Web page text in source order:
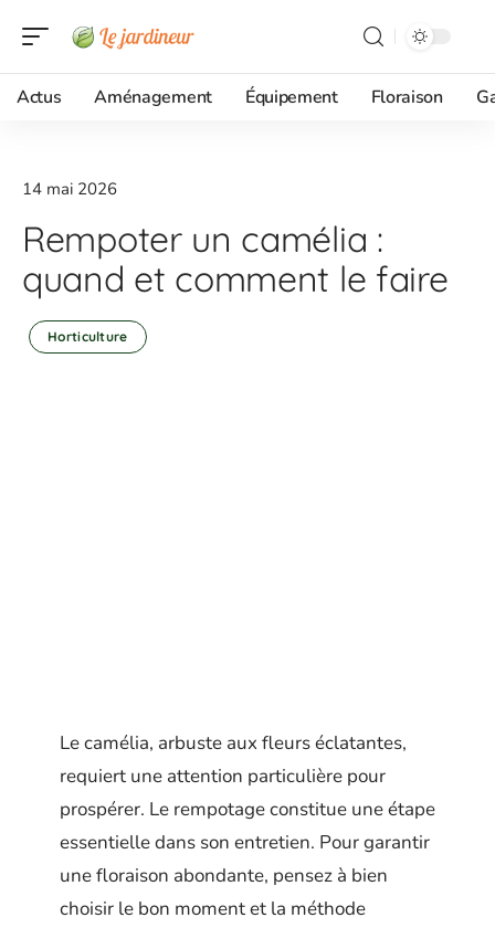
Actus Aménagement Équipement Floraison
14 mai 2026
Rempoter un camélia :
quand et comment le faire
Horticulture
Le camélia, arbuste aux fleurs éclatantes,
requiert une attention particulière pour
prospérer. Le rempotage constitue une étape
essentielle dans son entretien. Pour garantir
une floraison abondante, pensez à bien
choisir le bon moment et la méthode